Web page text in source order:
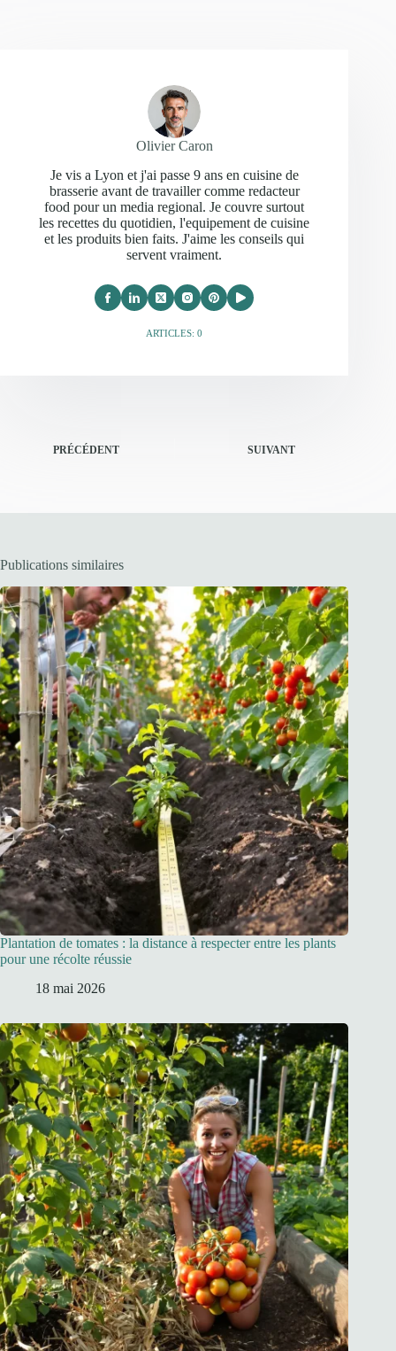
Olivier Caron
Je vis a Lyon et j'ai passe 9 ans en cuisine de
brasserie avant de travailler comme redacteur
food pour un media regional. Je couvre surtout
les recettes du quotidien, l'equipement de cuisine
et les produits bien faits. J'aime les conseils qui
servent vraiment.
ARTICLES: 0
PRÉCÉDENT SUIVANT
Publications similaires
Plantation de tomates : la distance à respecter entre les plants
pour une récolte réussie
18 mai 2026